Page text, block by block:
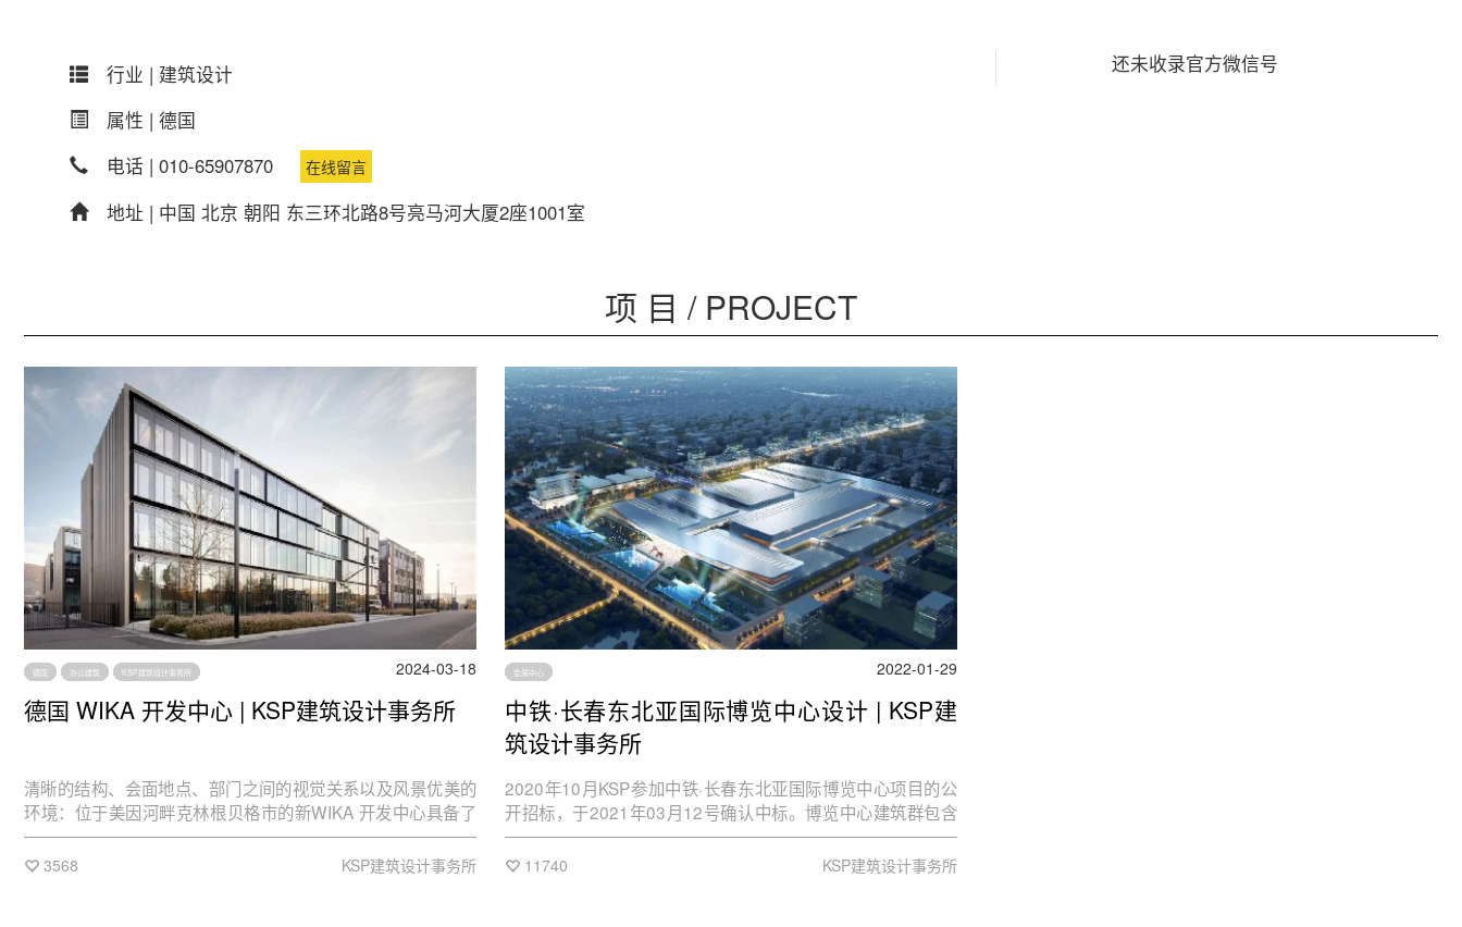
行业 | 建筑设计
属性 | 德国
电话 | 010-65907870 在线留言
地址 | 中国 北京 朝阳 东三环北路8号亮马河大厦2座1001室
还未收录官方微信号
项 目 / PROJECT
德国 办公建筑 KSP建筑设计事务所 2024-03-18
德国 WIKA 开发中心 | KSP建筑设计事务所
清晰的结构、会面地点、部门之间的视觉关系以及风景优美的
环境：位于美因河畔克林根贝格市的新WIKA 开发中心具备了
所有这些要素。从这个梳状的建筑结构中向外观看，还可以看
到山坡葡萄园，从而把自然、建筑和技术有力地结合在了一
3568 KSP建筑设计事务所
会展中心 2022-01-29
中铁·长春东北亚国际博览中心设计 | KSP建
筑设计事务所
2020年10月KSP参加中铁·长春东北亚国际博览中心项目的公
开招标，于2021年03月12号确认中标。博览中心建筑群包含
了展览、会议、酒店和会展公园，以国际化设计手法融合中国
特色和长春特有的性格魅力，打造只属于长春的独一无二的会
11740 KSP建筑设计事务所